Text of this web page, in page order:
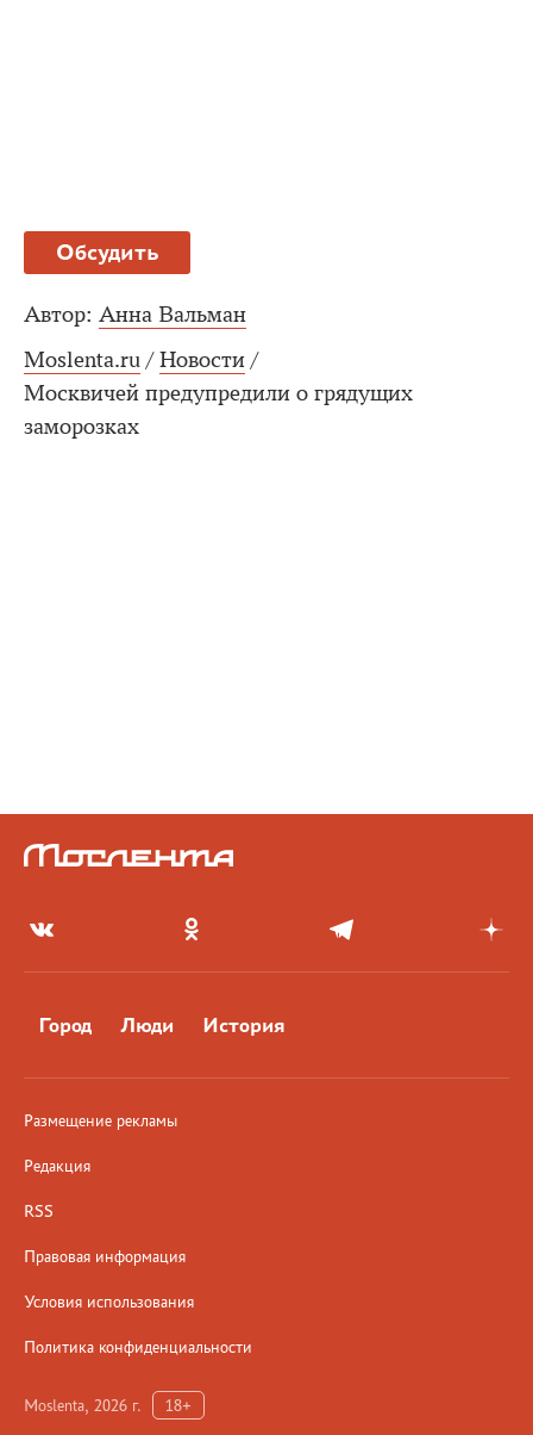
Обсудить
Автор: Анна Вальман
Moslenta.ru / Новости /
Москвичей предупредили о грядущих
заморозках
Город Люди История
Размещение рекламы
Редакция
RSS
Правовая информация
Условия использования
Политика конфиденциальности
Moslenta, 2026 г.
18+